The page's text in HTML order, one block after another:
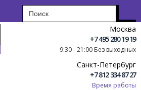
Москва
+7 495 280 19 19
9:30 - 21:00 Без выходных
Санкт-Петербург
+7 812 334 87 27
Время работы